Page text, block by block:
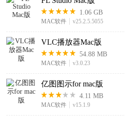
1.06 GB
MAC软件 v25.2.5.5055
VLC播放器Mac版
54.88 MB
MAC软件 v3.0.23
亿图图示for mac版
4.11 MB
MAC软件 v15.1.9